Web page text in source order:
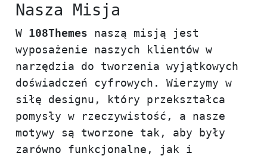
Nasza Misja
W 108Themes naszą misją jest
wyposażenie naszych klientów w
narzędzia do tworzenia wyjątkowych
doświadczeń cyfrowych. Wierzymy w
siłę designu, który przekształca
pomysły w rzeczywistość, a nasze
motywy są tworzone tak, aby były
zarówno funkcjonalne, jak i